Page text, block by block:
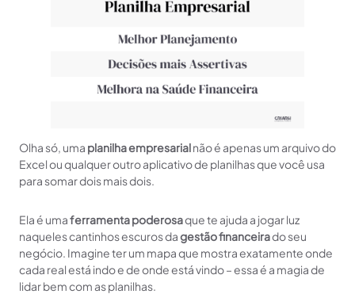
Separação de Contas: Entrada e Saída
Criação de Abas Específicas em Planilhas
Avaliando Fornecedores pelo Controle
Financeiro
Olha só, uma planilha empresarialnão é apenas um arquivo do
Excel ou qualquer outro aplicativo de planilhas que você usa
para somar dois mais dois.
Ela é umaferramenta poderosaque te ajuda a jogar luz
naqueles cantinhos escuros dagestão financeirado seu
negócio. Imagine ter um mapa que mostra exatamente onde
cada real está indo e de onde está vindo – essa é a magia de
lidar bem com as planilhas.